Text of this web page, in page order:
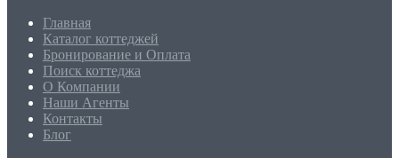
Главная
Каталог коттеджей
Бронирование и Оплата
Поиск коттеджа
О Компании
Наши Агенты
Контакты
Блог